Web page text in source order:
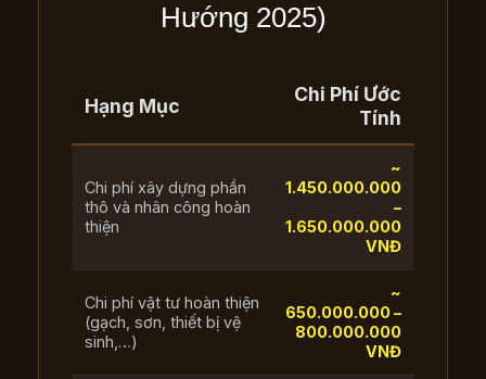
Hướng 2025)
Hạng Mục
Chi Phí Ước
Tính
Chi phí xây dựng phần
thô và nhân công hoàn
thiện
~
1.450.000.000
–
1.650.000.000
VNĐ
Chi phí vật tư hoàn thiện
(gạch, sơn, thiết bị vệ
sinh,…)
~
650.000.000 –
800.000.000
VNĐ